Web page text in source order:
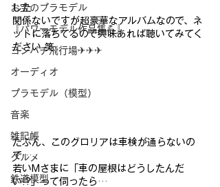
お宝のプラモデル
『パワーモデル作品集💪』
ヨンパチ飛行場✈✈✈
オーディオ
プラモデル（模型）
音楽
雑記帳
グルメ
鉄道模型
した
関係ないですが超豪華なアルバムなので、ネ
ットに落ちてるので興味あれば聴いてみてく
ださい 笑
たぶん、このグロリアは車検が通らないの
で…
若いMさまに「車の屋根はどうしたんだ
い!?」って伺ったら…